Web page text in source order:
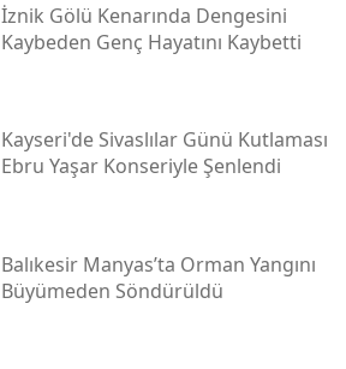
İznik Gölü Kenarında Dengesini
Kaybeden Genç Hayatını Kaybetti
Kayseri'de Sivaslılar Günü Kutlaması
Ebru Yaşar Konseriyle Şenlendi
Balıkesir Manyas’ta Orman Yangını
Büyümeden Söndürüldü